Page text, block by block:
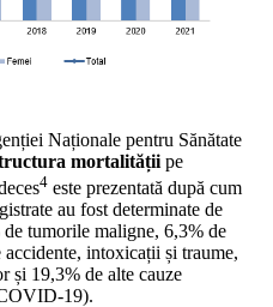
Naționale pentru Sănătate
mortalității pe
4 este prezentată după cum
au fost determinate de
tumorile maligne, 6,3% de
intoxicații și traume,
și 19,3% de alte cauze
19).